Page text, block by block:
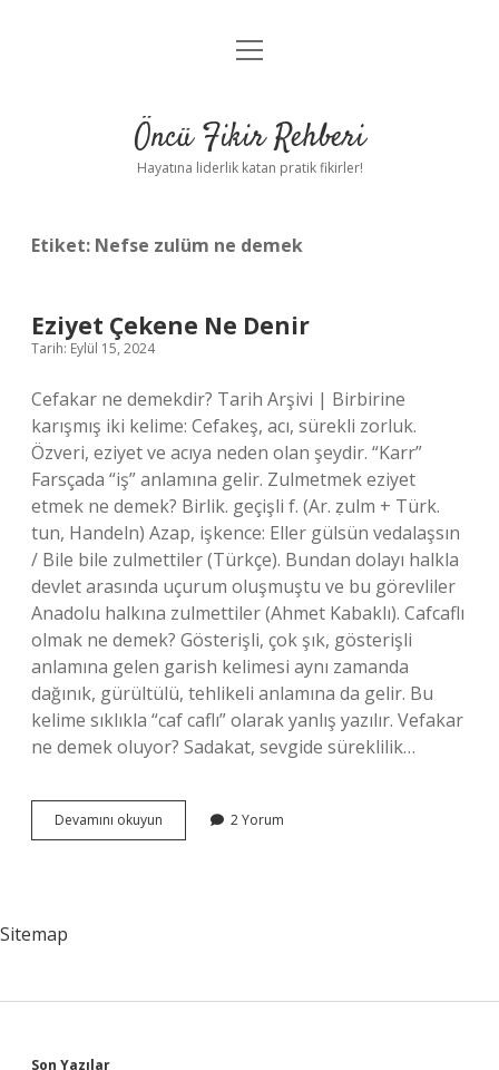
Anasayfa
Yasal Uyarı
menüyü
Öncü Fikir Rehberi
Hayatına liderlik katan pratik fikirler!
Etiket: Nefse zulüm ne demek
Eziyet Çekene Ne Denir
Tarih: Eylül 15, 2024
Cefakar ne demekdir? Tarih Arşivi | Birbirine
karışmış iki kelime: Cefakeş, acı, sürekli zorluk.
Özveri, eziyet ve acıya neden olan şeydir. “Karr”
Farsçada “iş” anlamına gelir. Zulmetmek eziyet
etmek ne demek? Birlik. geçişli f. (Ar. ẓulm + Türk.
tun, Handeln) Azap, işkence: Eller gülsün vedalaşsın
/ Bile bile zulmettiler (Türkçe). Bundan dolayı halkla
devlet arasında uçurum oluşmuştu ve bu görevliler
Anadolu halkına zulmettiler (Ahmet Kabaklı). Cafcaflı
olmak ne demek? Gösterişli, çok şık, gösterişli
anlamına gelen garish kelimesi aynı zamanda
dağınık, gürültülü, tehlikeli anlamına da gelir. Bu
kelime sıklıkla “caf caflı” olarak yanlış yazılır. Vefakar
ne demek oluyor? Sadakat, sevgide süreklilik…
Devamını okuyun
Çekene
2 Yorum
Sitemap
Son Yazılar